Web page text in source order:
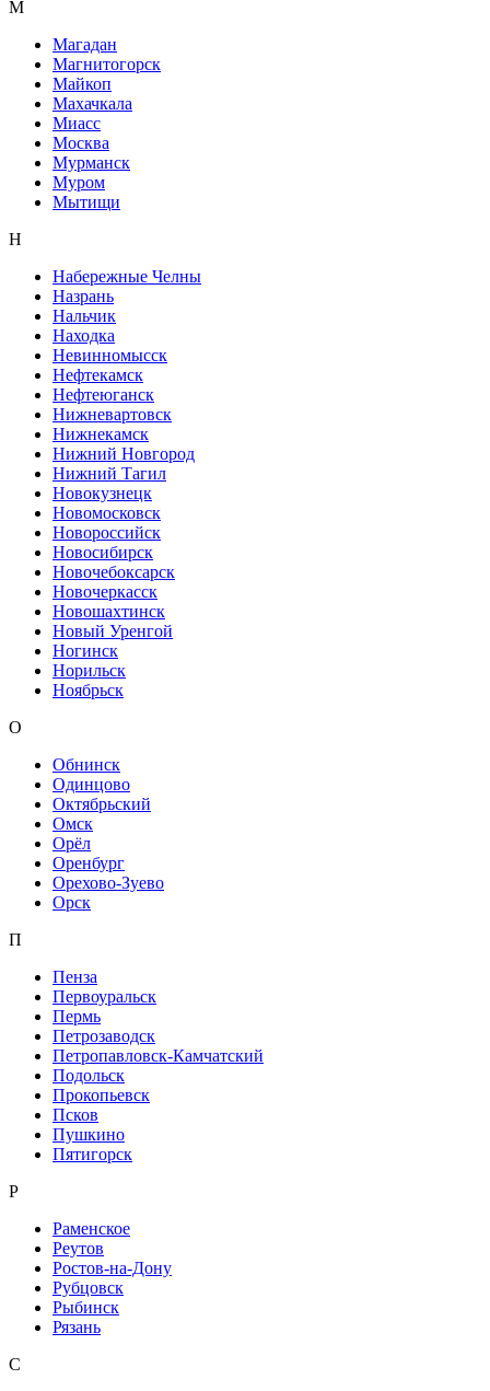
М
Магадан
Магнитогорск
Майкоп
Махачкала
Миасс
Москва
Мурманск
Муром
Мытищи
Н
Набережные Челны
Назрань
Нальчик
Находка
Невинномысск
Нефтекамск
Нефтеюганск
Нижневартовск
Нижнекамск
Нижний Новгород
Нижний Тагил
Новокузнецк
Новомосковск
Новороссийск
Новосибирск
Новочебоксарск
Новочеркасск
Новошахтинск
Новый Уренгой
Ногинск
Норильск
Ноябрьск
О
Обнинск
Одинцово
Октябрьский
Омск
Орёл
Оренбург
Орехово-Зуево
Орск
П
Пенза
Первоуральск
Пермь
Петрозаводск
Петропавловск-Камчатский
Подольск
Прокопьевск
Псков
Пушкино
Пятигорск
Р
Раменское
Реутов
Ростов-на-Дону
Рубцовск
Рыбинск
Рязань
С